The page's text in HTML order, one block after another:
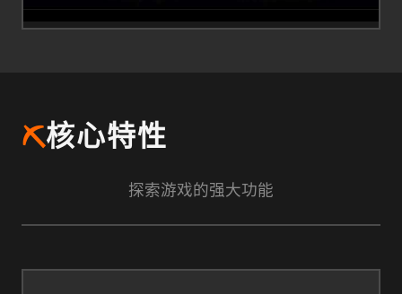
⛏️核心特性
探索游戏的强大功能